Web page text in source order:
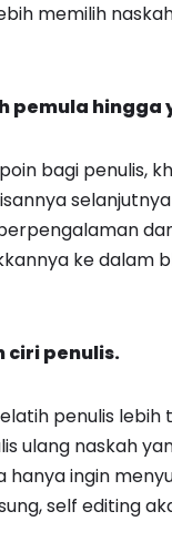
memilih
pemula
bagi penulis,
ke dalam
ciri penulis.
penulis
ulang naskah
ingin
self editing